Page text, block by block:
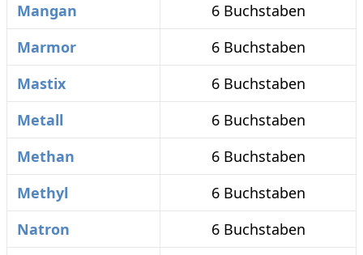
Mangan
6 Buchstaben
Marmor
6 Buchstaben
Mastix
6 Buchstaben
Metall
6 Buchstaben
Methan
6 Buchstaben
Methyl
6 Buchstaben
Natron
6 Buchstaben